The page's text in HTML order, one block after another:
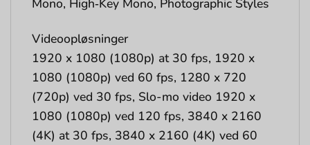
Mono, High‑Key Mono, Photographic Styles
Videoopløsninger
1920 x 1080 (1080p) at 30 fps, 1920 x
1080 (1080p) ved 60 fps, 1280 x 720
(720p) ved 30 fps, Slo-mo video 1920 x
1080 (1080p) ved 120 fps, 3840 x 2160
(4K) at 30 fps, 3840 x 2160 (4K) ved 60